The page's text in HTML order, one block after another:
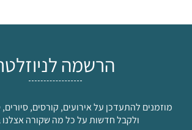
הרשמה
מוזמנים להתעדכן על אירועים, קורסים,
ולקבל חדשות על כל מה שקורה אצלנו